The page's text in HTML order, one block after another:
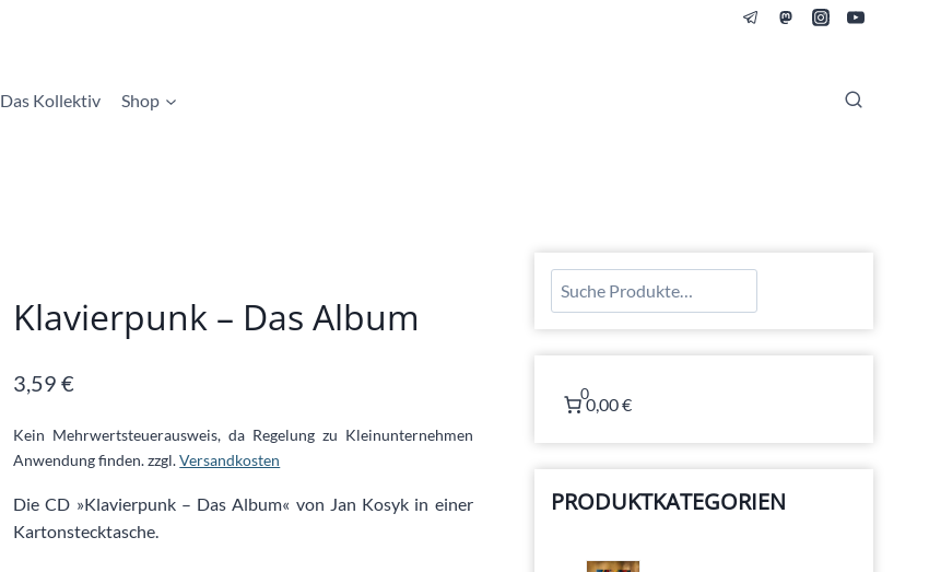
Das Kollektiv Shop
Klavierpunk – Das Album
3,59€
Kein Mehrwertsteuerausweis, da Regelung zu Kleinunternehmen
Anwendung finden.zzgl.Versandkosten
Die CD »Klavierpunk – Das Album« von Jan Kosyk in einer
Kartonstecktasche.
Suchen
0
0,00 €
PRODUKTKATEGORIEN